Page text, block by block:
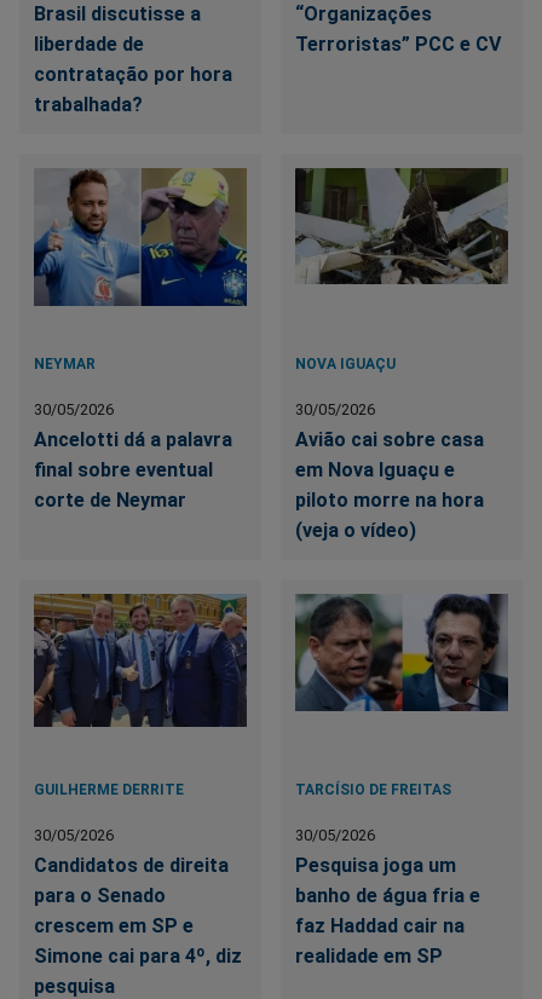
Brasil discutisse a
liberdade de
contratação por hora
trabalhada?
“Organizações
Terroristas” PCC e CV
NEYMAR
30/05/2026
Ancelotti dá a palavra
final sobre eventual
corte de Neymar
NOVA IGUAÇU
30/05/2026
Avião cai sobre casa
em Nova Iguaçu e
piloto morre na hora
(veja o vídeo)
GUILHERME DERRITE
30/05/2026
Candidatos de direita
para o Senado
crescem em SP e
Simone cai para 4º, diz
pesquisa
TARCÍSIO DE FREITAS
30/05/2026
Pesquisa joga um
banho de água fria e
faz Haddad cair na
realidade em SP